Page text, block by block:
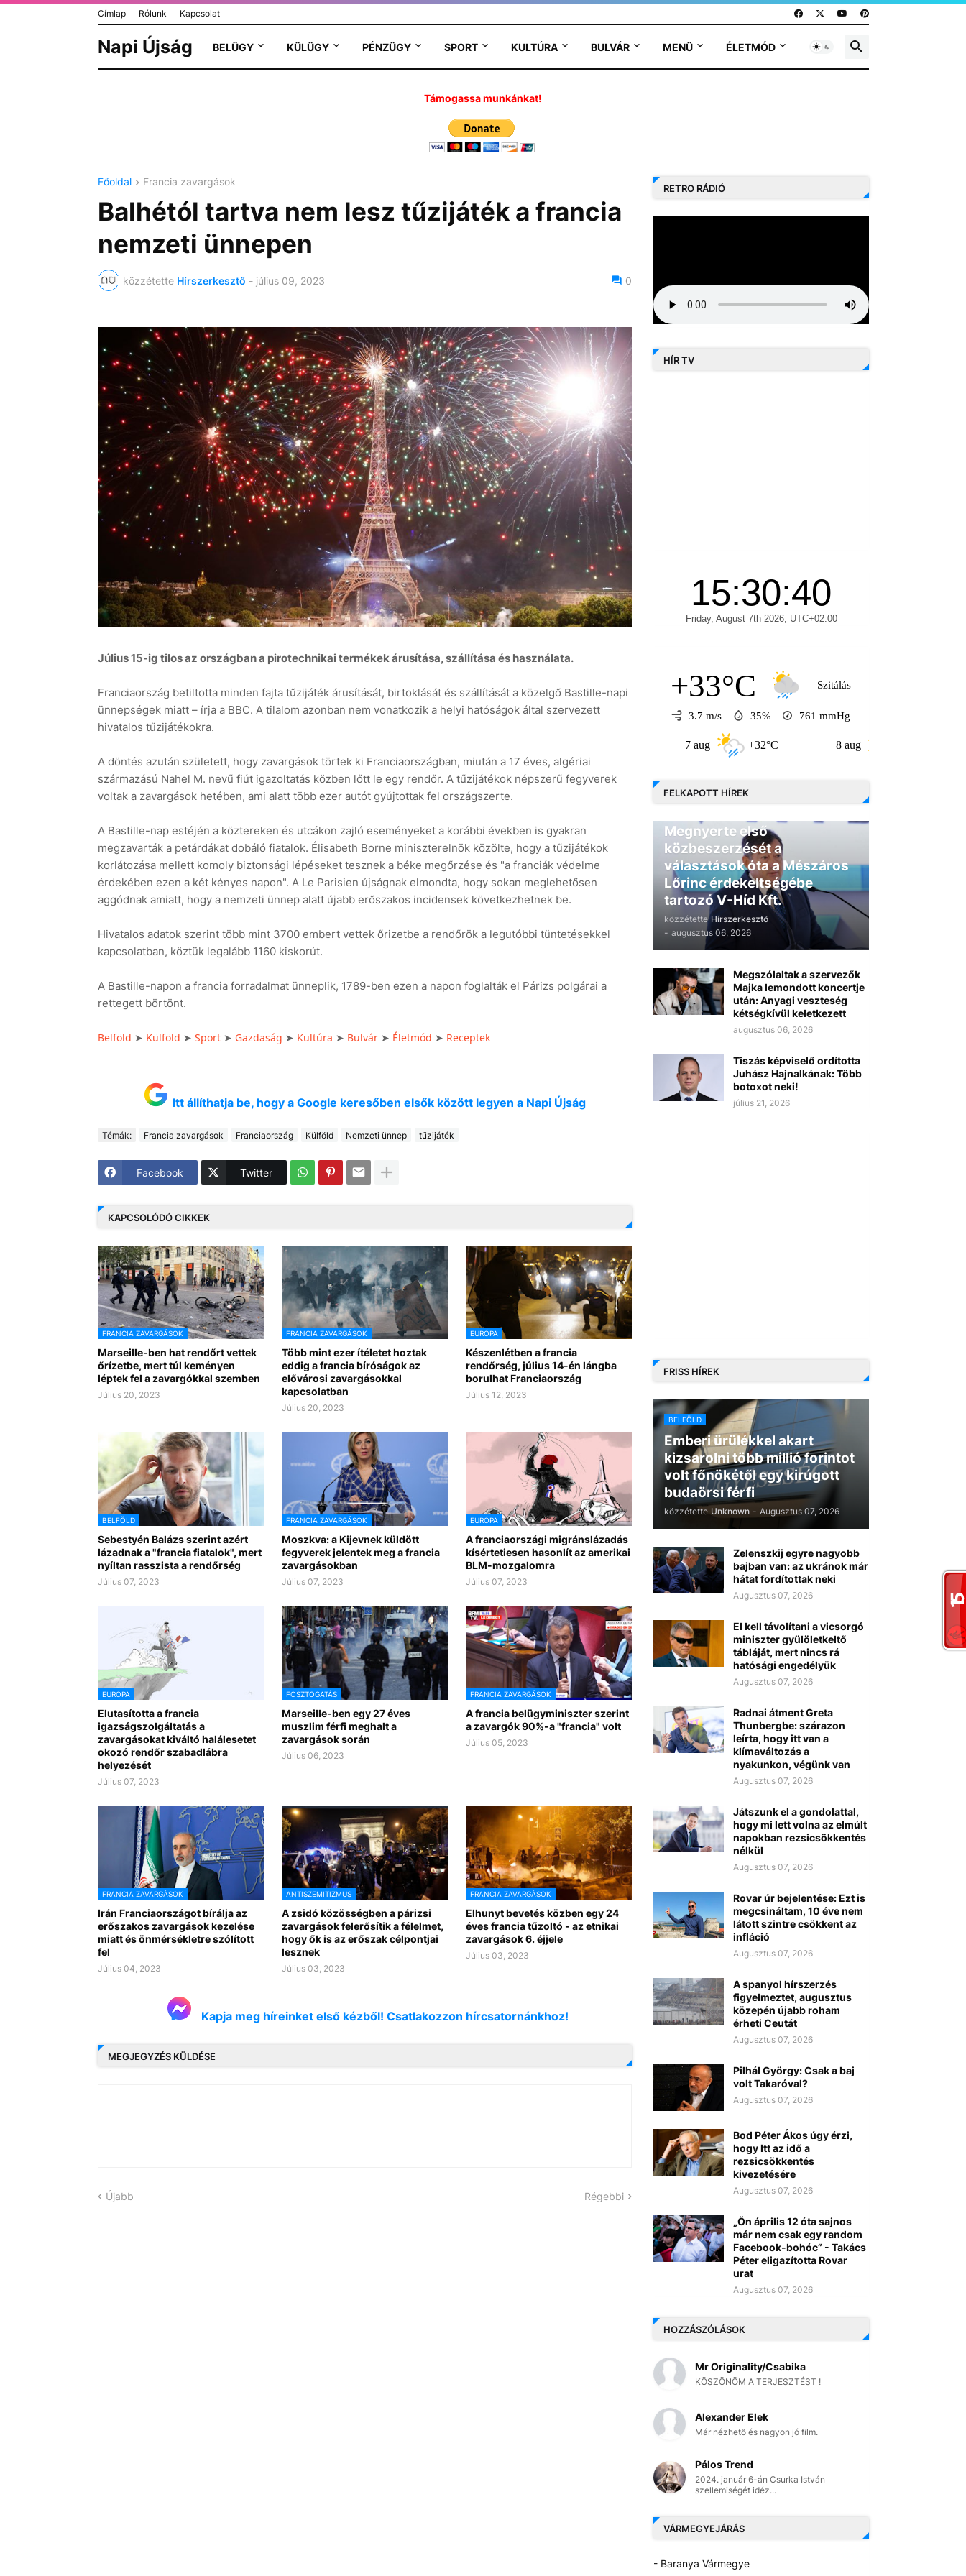
Címlap Rólunk Kapcsolat
Napi Újság BELÜGY KÜLÜGY PÉNZÜGY SPORT KULTÚRA BULVÁR MENÜ ÉLETMÓD
Támogassa munkánkat!
Főoldal Francia zavargások
Balhétól tartva nem lesz tűzijáték a francia
nemzeti ünnepen
közzétette Hírszerkesztő - július 09, 2023 0
Július 15-ig tilos az országban a pirotechnikai termékek árusítása, szállítása és használata.
Franciaország betiltotta minden fajta tűzijáték árusítását, birtoklását és szállítását a közelgő Bastille-napi
ünnepségek miatt – írja a BBC. A tilalom azonban nem vonatkozik a helyi hatóságok által szervezett
hivatalos tűzijátékokra.
A döntés azután született, hogy zavargások törtek ki Franciaországban, miután a 17 éves, algériai
származású Nahel M. nevű fiút igazoltatás közben lőtt le egy rendőr. A tűzijátékok népszerű fegyverek
voltak a zavargások hetében, ami alatt több ezer autót gyújtottak fel országszerte.
A Bastille-nap estéjén a köztereken és utcákon zajló eseményeket a korábbi években is gyakran
megzavarták a petárdákat dobáló fiatalok. Élisabeth Borne miniszterelnök közölte, hogy a tűzijátékok
korlátozása mellett komoly biztonsági lépéseket tesznek a béke megőrzése és "a franciák védelme
érdekében ezen a két kényes napon". A Le Parisien újságnak elmondta, hogy sokan meglehetősen
aggódnak amiatt, hogy a nemzeti ünnep alatt újabb erőszakos incidensek következhetnek be.
Hivatalos adatok szerint több mint 3700 embert vettek őrizetbe a rendőrök a legutóbbi tüntetésekkel
kapcsolatban, köztük legalább 1160 kiskorút.
A Bastille-napon a francia forradalmat ünneplik, 1789-ben ezen a napon foglalták el Párizs polgárai a
rettegett börtönt.
Belföld ➤ Külföld ➤ Sport➤ Gazdaság ➤ Kultúra ➤ Bulvár➤ Életmód ➤ Receptek
Itt állíthatja be, hogy a Google keresőben elsők között legyen a Napi Újság
Témák: Francia zavargások Franciaország Külföld Nemzeti ünnep tűzijáték
Facebook Twitter
KAPCSOLÓDÓ CIKKEK
FRANCIA ZAVARGÁSOK
Marseille-ben hat rendőrt vettek
őrízetbe, mert túl keményen
léptek fel a zavargókkal szemben
Július 20, 2023
FRANCIA ZAVARGÁSOK
Több mint ezer ítéletet hoztak
eddig a francia bíróságok az
elővárosi zavargásokkal
kapcsolatban
Július 20, 2023
EURÓPA
Készenlétben a francia
rendőrség, július 14-én lángba
borulhat Franciaország
Július 12, 2023
BELFÖLD
Sebestyén Balázs szerint azért
lázadnak a "francia fiatalok", mert
nyíltan rasszista a rendőrség
Július 07, 2023
FRANCIA ZAVARGÁSOK
Moszkva: a Kijevnek küldött
fegyverek jelentek meg a francia
zavargásokban
Július 07, 2023
EURÓPA
A franciaországi migránslázadás
kísértetiesen hasonlít az amerikai
BLM-mozgalomra
Július 07, 2023
EURÓPA
Elutasította a francia
igazságszolgáltatás a
zavargásokat kiváltó halálesetet
okozó rendőr szabadlábra
helyezését
Július 07, 2023
FOSZTOGATÁS
Marseille-ben egy 27 éves
muszlim férfi meghalt a
zavargások során
Július 06, 2023
FRANCIA ZAVARGÁSOK
A francia belügyminiszter szerint
a zavargók 90%-a "francia" volt
Július 05, 2023
FRANCIA ZAVARGÁSOK
Irán Franciaországot bírálja az
erőszakos zavargások kezelése
miatt és önmérsékletre szólított
fel
Július 04, 2023
ANTISZEMITIZMUS
A zsidó közösségben a párizsi
zavargások felerősítik a félelmet,
hogy ők is az erőszak célpontjai
lesznek
Július 03, 2023
FRANCIA ZAVARGÁSOK
Elhunyt bevetés közben egy 24
éves francia tűzoltó - az etnikai
zavargások 6. éjjele
Július 03, 2023
Kapja meg híreinket első kézből! Csatlakozzon hírcsatornánkhoz!
MEGJEGYZÉS KÜLDÉSE
Újabb Régebbi
RETRO RÁDIÓ
HÍR TV
+33°C Szitálás
3.7 m/s 35% 761 mmHg
+32°C +30°C
FELKAPOTT HÍREK
Megnyerte első
közbeszerzését a
választások óta a Mészáros
Lőrinc érdekeltségébe
tartozó V-Híd Kft.
közzétette Hírszerkesztő
- augusztus 06, 2026
Megszólaltak a szervezők
Majka lemondott koncertje
után: Anyagi veszteség
kétségkívül keletkezett
augusztus 06, 2026
Tiszás képviselő ordította
Juhász Hajnalkának: Több
botoxot neki!
július 21, 2026
FRISS HÍREK
BELFÖLD
Emberi ürülékkel akart
kizsarolni több millió forintot
volt főnökétől egy kirúgott
budaörsi férfi
közzétette Unknown - Augusztus 07, 2026
Zelenszkij egyre nagyobb
bajban van: az ukránok már
hátat fordítottak neki
Augusztus 07, 2026
El kell távolítani a vicsorgó
miniszter gyülöletkeltő
tábláját, mert nincs rá
hatósági engedélyük
Augusztus 07, 2026
Radnai átment Greta
Thunbergbe: szárazon
leírta, hogy itt van a
klímaváltozás a
nyakunkon, végünk van
Augusztus 07, 2026
Játszunk el a gondolattal,
hogy mi lett volna az elmúlt
napokban rezsicsökkentés
nélkül
Augusztus 07, 2026
Rovar úr bejelentése: Ezt is
megcsináltam, 10 éve nem
látott szintre csökkent az
infláció
Augusztus 07, 2026
A spanyol hírszerzés
figyelmeztet, augusztus
közepén újabb roham
érheti Ceutát
Augusztus 07, 2026
Pilhál György: Csak a baj
volt Takaróval?
Augusztus 07, 2026
Bod Péter Ákos úgy érzi,
hogy Itt az idő a
rezsicsökkentés
kivezetésére
Augusztus 07, 2026
„Ön április 12 óta sajnos
már nem csak egy random
Facebook-bohóc” - Takács
Péter eligazította Rovar
urat
Augusztus 07, 2026
HOZZÁSZÓLÁSOK
Mr Originality/Csabika
KÖSZÖNÖM A TERJESZTÉST !
Alexander Elek
Már nézhető és nagyon jó film.
Pálos Trend
2024. január 6-án Csurka István
szellemiségét idéz...
VÁRMEGYEJÁRÁS
- Baranya Vármegye